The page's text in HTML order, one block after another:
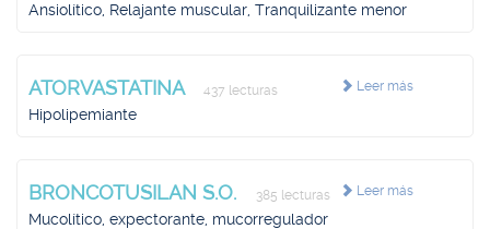
Ansiolítico, Relajante muscular, Tranquilizante menor
Leer más
ATORVASTATINA 437 lecturas
Hipolipemiante
Leer más
BRONCOTUSILAN S.O. 385 lecturas
Mucolítico, expectorante, mucorregulador